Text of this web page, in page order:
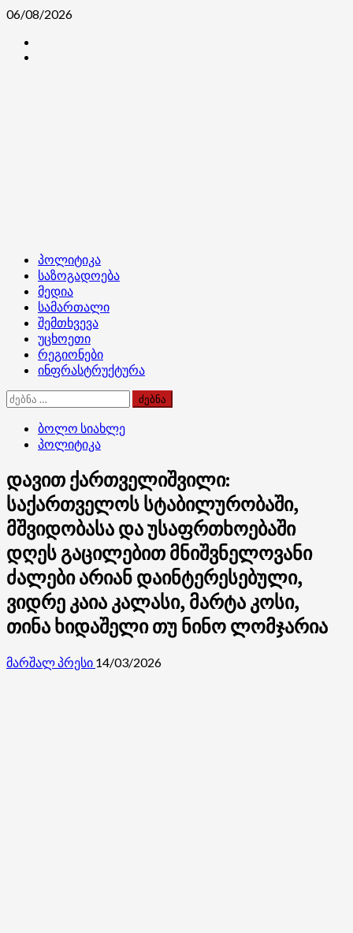
Skip
content
06/08/2026
Primary
Menu
პოლიტიკა
საზოგადოება
მედია
სამართალი
შემთხვევა
უცხოეთი
რეგიონები
ინფრასტრუქტურა
ძებნა:
ბოლო სიახლე
პოლიტიკა
დავით ქართველიშვილი:
საქართველოს სტაბილურობაში,
მშვიდობასა და უსაფრთხოებაში
დღეს გაცილებით მნიშვნელოვანი
ძალები არიან დაინტერესებული,
ვიდრე კაია კალასი, მარტა კოსი,
თინა ხიდაშელი თუ ნინო ლომჯარია
მარშალ პრესი 14/03/2026